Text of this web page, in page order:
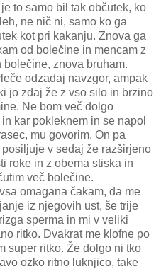
to samo bil tak občutek, ko
ne nič ni, samo ko ga
kot pri kakanju. Znova ga
od bolečine in mencam z
znova bruham.
odzadaj navzgor, ampak
jo zdaj že z vso silo in brzino
Ne bom več dolgo
kar pokleknem in se napol
mu govorim. On pa
v sedaj že razširjeno
roke in z obema stiska in
več bolečine.
omagana čakam, da me
iz njegovih ust, še trije
sperma in mi v veliki
ritko. Dvakrat me klofne po
super ritko. Že dolgo ni tko
ozko ritno luknjico, take